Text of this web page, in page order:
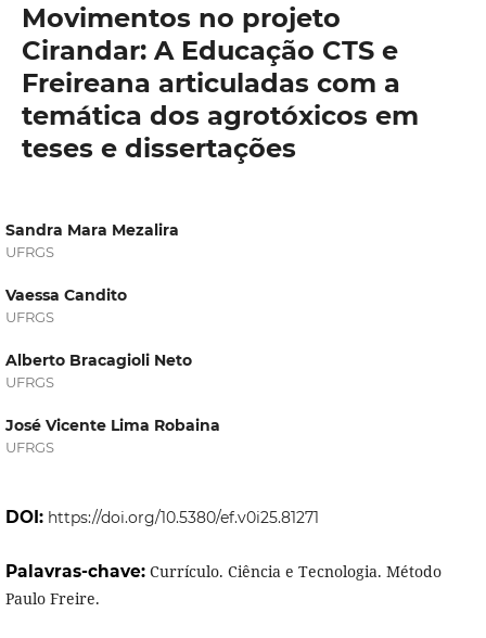
Movimentos no projeto
Cirandar: A Educação CTS e
Freireana articuladas com a
temática dos agrotóxicos em
teses e dissertações
Sandra Mara Mezalira
UFRGS
Vaessa Candito
UFRGS
Alberto Bracagioli Neto
UFRGS
José Vicente Lima Robaina
UFRGS
DOI: https://doi.org/10.5380/ef.v0i25.81271
Palavras-chave: Currículo. Ciência e Tecnologia. Método
Paulo Freire.